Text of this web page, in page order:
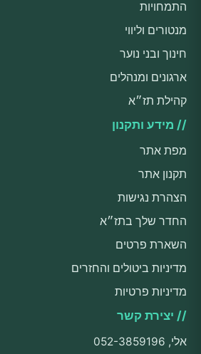
התמחויות
מנטורים וליווי
חינוך ובני נוער
ארגונים ומנהלים
קהילת תז״א
// מידע ותקנון
מפת אתר
תקנון אתר
הצהרת נגישות
החדר שלך בתז״א
השארת פרטים
מדיניות ביטולים והחזרים
מדיניות פרטיות
// יצירת קשר
אלי, 052-3859196